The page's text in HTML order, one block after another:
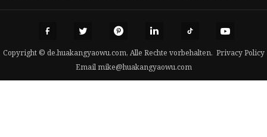
Copyright © de.huakangyaowu.com, Alle Rechte vorbehalten. Privacy Policy
Emailmike@huakangyaowu.com